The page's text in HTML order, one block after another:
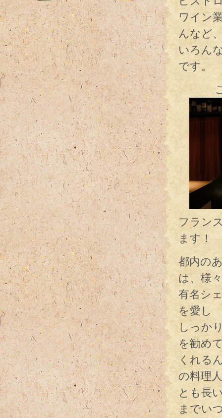
ワイン
んなど
いろん
です。
こち
フラン
ます！
都内の
は、様
有名シ
を愛し
しっか
を勧め
くれる
の料理人
とも長
までい